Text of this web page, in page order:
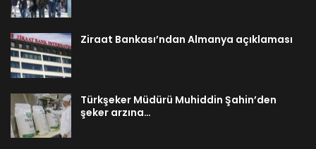
Ziraat Bankası’ndan Almanya açıklaması
Türkşeker Müdürü Muhiddin Şahin’den
şeker arzına…